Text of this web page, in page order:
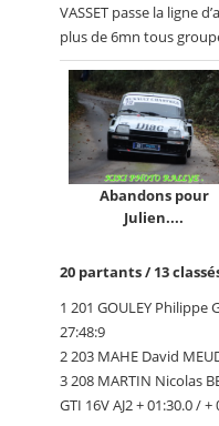
VASSET passe la ligne
plus de 6mn tous
Abandons pour
Julien....
20 partants / 13
1 201 GOULEY Philippe
27:48:9
2 203 MAHE David
3 208 MARTIN Nicolas
GTI 16V AJ2 + 01:30.0 / +